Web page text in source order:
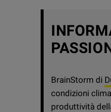
BrainStorm di
condizioni
produttività